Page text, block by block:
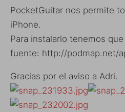
PocketGuitar nos permite
iPhone.
Para instalarlo tenemos
fuente: http://podmap.net/
Gracias por el aviso a Adri.